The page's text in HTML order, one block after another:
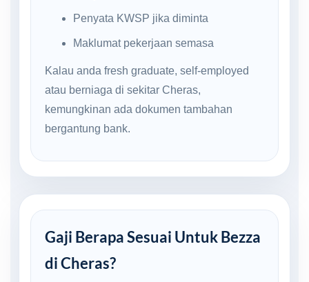
Penyata KWSP jika diminta
Maklumat pekerjaan semasa
Kalau anda fresh graduate, self-employed
atau berniaga di sekitar Cheras,
kemungkinan ada dokumen tambahan
bergantung bank.
Gaji Berapa Sesuai Untuk Bezza
di Cheras?